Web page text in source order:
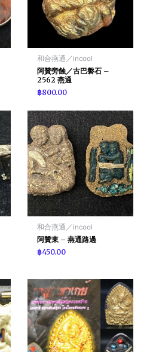
和合燕通／incool
阿贊旁蝕／古巴磐石 –
2562 燕通
฿800.00
和合燕通／incool
阿贊東 – 燕通路過
฿450.00